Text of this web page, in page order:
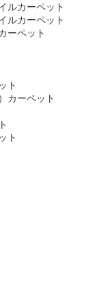
ルカーペット
ルカーペット
ーペット
ト
カーペット
ト